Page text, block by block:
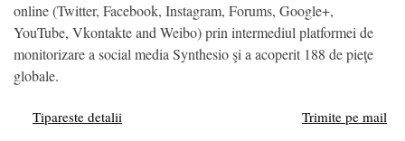
online (Twitter, Facebook, Instagram, Forums, Google+,
YouTube, Vkontakte and Weibo) prin intermediul platformei de
monitorizare a social media Synthesio şi a acoperit 188 de pieţe
globale.
Tipareste detalii
Trimite pe mail